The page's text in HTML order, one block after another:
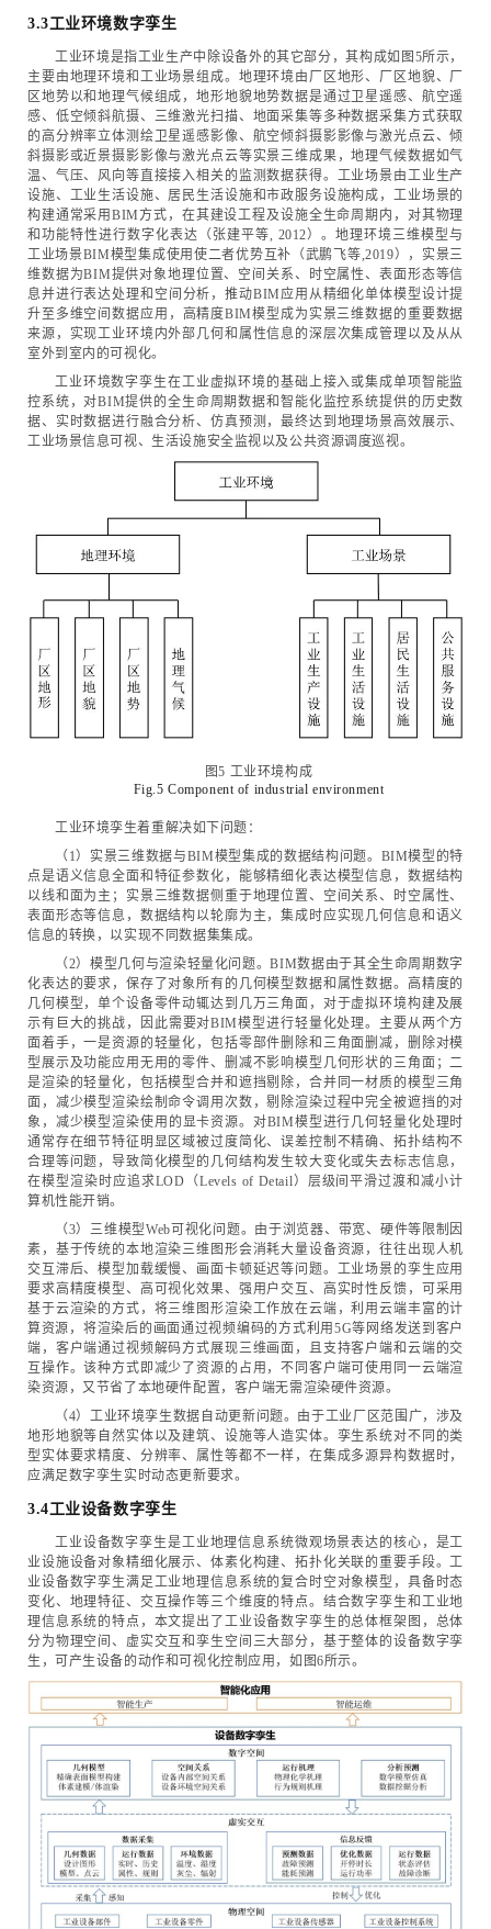
3.3工业环境数字孪生
工业环境是指工业生产中除设备外的其它部分，其构成如图5所示，
主要由地理环境和工业场景组成。地理环境由厂区地形、厂区地貌、厂
区地势以和地理气候组成，地形地貌地势数据是通过卫星遥感、航空遥
感、低空倾斜航摄、三维激光扫描、地面采集等多种数据采集方式获取
的高分辨率立体测绘卫星遥感影像、航空倾斜摄影影像与激光点云、倾
斜摄影或近景摄影影像与激光点云等实景三维成果，地理气候数据如气
温、气压、风向等直接接入相关的监测数据获得。工业场景由工业生产
设施、工业生活设施、居民生活设施和市政服务设施构成，工业场景的
构建通常采用BIM方式，在其建设工程及设施全生命周期内，对其物理
和功能特性进行数字化表达（张建平等, 2012）。地理环境三维模型与
工业场景BIM模型集成使用使二者优势互补（武鹏飞等,2019），实景三
维数据为BIM提供对象地理位置、空间关系、时空属性、表面形态等信
息并进行表达处理和空间分析，推动BIM应用从精细化单体模型设计提
升至多维空间数据应用，高精度BIM模型成为实景三维数据的重要数据
来源，实现工业环境内外部几何和属性信息的深层次集成管理以及从从
室外到室内的可视化。
工业环境数字孪生在工业虚拟环境的基础上接入或集成单项智能监
控系统，对BIM提供的全生命周期数据和智能化监控系统提供的历史数
据、实时数据进行融合分析、仿真预测，最终达到地理场景高效展示、
工业场景信息可视、生活设施安全监视以及公共资源调度巡视。
图5 工业环境构成
Fig.5 Component of industrial environment
工业环境孪生着重解决如下问题：
（1）实景三维数据与BIM模型集成的数据结构问题。BIM模型的特
点是语义信息全面和特征参数化，能够精细化表达模型信息，数据结构
以线和面为主；实景三维数据侧重于地理位置、空间关系、时空属性、
表面形态等信息，数据结构以轮廓为主，集成时应实现几何信息和语义
信息的转换，以实现不同数据集集成。
（2）模型几何与渲染轻量化问题。BIM数据由于其全生命周期数字
化表达的要求，保存了对象所有的几何模型数据和属性数据。高精度的
几何模型，单个设备零件动辄达到几万三角面，对于虚拟环境构建及展
示有巨大的挑战，因此需要对BIM模型进行轻量化处理。主要从两个方
面着手，一是资源的轻量化，包括零部件删除和三角面删减，删除对模
型展示及功能应用无用的零件、删减不影响模型几何形状的三角面；二
是渲染的轻量化，包括模型合并和遮挡剔除，合并同一材质的模型三角
面，减少模型渲染绘制命令调用次数，剔除渲染过程中完全被遮挡的对
象，减少模型渲染使用的显卡资源。对BIM模型进行几何轻量化处理时
通常存在细节特征明显区域被过度简化、误差控制不精确、拓扑结构不
合理等问题，导致简化模型的几何结构发生较大变化或失去标志信息，
在模型渲染时应追求LOD（Levels of Detail）层级间平滑过渡和减小计
算机性能开销。
（3）三维模型Web可视化问题。由于浏览器、带宽、硬件等限制因
素，基于传统的本地渲染三维图形会消耗大量设备资源，往往出现人机
交互滞后、模型加载缓慢、画面卡顿延迟等问题。工业场景的孪生应用
要求高精度模型、高可视化效果、强用户交互、高实时性反馈，可采用
基于云渲染的方式，将三维图形渲染工作放在云端，利用云端丰富的计
算资源，将渲染后的画面通过视频编码的方式利用5G等网络发送到客户
端，客户端通过视频解码方式展现三维画面，且支持客户端和云端的交
互操作。该种方式即减少了资源的占用，不同客户端可使用同一云端渲
染资源，又节省了本地硬件配置，客户端无需渲染硬件资源。
（4）工业环境孪生数据自动更新问题。由于工业厂区范围广，涉及
地形地貌等自然实体以及建筑、设施等人造实体。孪生系统对不同的类
型实体要求精度、分辨率、属性等都不一样，在集成多源异构数据时，
应满足数字孪生实时动态更新要求。
3.4工业设备数字孪生
工业设备数字孪生是工业地理信息系统微观场景表达的核心，是工
业设施设备对象精细化展示、体素化构建、拓扑化关联的重要手段。工
业设备数字孪生满足工业地理信息系统的复合时空对象模型，具备时态
变化、地理特征、交互操作等三个维度的特点。结合数字孪生和工业地
理信息系统的特点，本文提出了工业设备数字孪生的总体框架图，总体
分为物理空间、虚实交互和孪生空间三大部分，基于整体的设备数字孪
生，可产生设备的动作和可视化控制应用，如图6所示。